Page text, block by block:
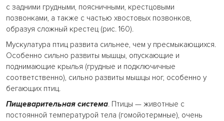
с задними грудными, поясничными, крестцовыми
позвонками, а также с частью хвостовых позвонков,
образуя сложный крестец (рис. 160).
Мускулатура птиц развита сильнее, чем у пресмыкающихся.
Особенно сильно развиты мышцы, опускающие и
поднимающие крылья (грудные и подключичные
соответственно), сильно развиты мышцы ног, особенно у
бегающих птиц.
Пищеварительная система. Птицы — животные с
постоянной температурой тела (гомойотермные), очень